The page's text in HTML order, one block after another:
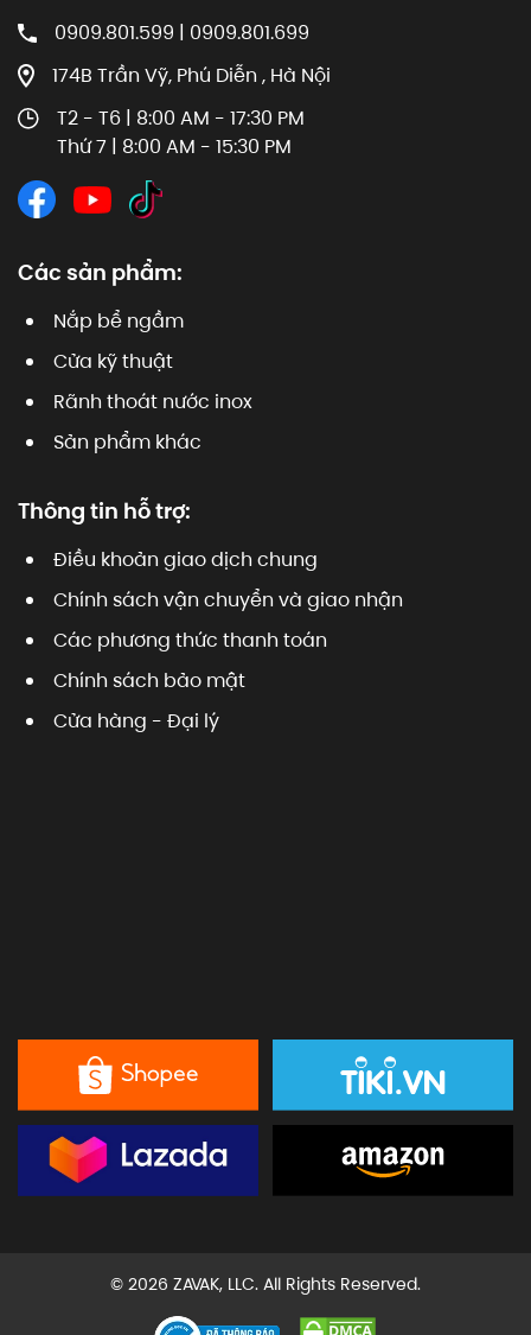
0909.801.599 | 0909.801.699
174B Trần Vỹ, Phú Diễn , Hà Nội
T2 - T6 | 8:00 AM - 17:30 PM
Thứ 7 | 8:00 AM - 15:30 PM
Các sản phẩm:
Nắp bể ngầm
Cửa kỹ thuật
Rãnh thoát nước inox
Sản phẩm khác
Thông tin hỗ trợ:
Điều khoản giao dịch chung
Chính sách vận chuyển và giao nhận
Các phương thức thanh toán
Chính sách bảo mật
Cửa hàng - Đại lý
© 2026 ZAVAK, LLC. All Rights Reserved.